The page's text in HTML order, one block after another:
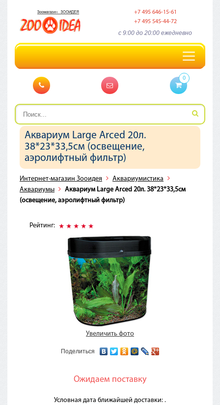
+7 495 646-15-61
+7 495 545-44-72
c 9:00 до 20:00 ежедневно
Toggle
navigation
0
Аквариум Large Arced 20л.
38*23*33,5см (освещение,
аэролифтный фильтр)
Интернет-магазин Зооидея
Аквариумистика
Аквариумы
Аквариум Large Arced 20л. 38*23*33,5см
(освещение, аэролифтный фильтр)
Рейтинг:
Увеличить фото
Поделиться
Ожидаем поставку
Условная дата ближайшей доставки: .